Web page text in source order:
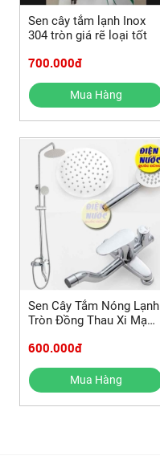
Sen cây tắm lạnh Inox
304 tròn giá rẽ loại tốt
700.000đ
Mua Hàng
Sen Cây Tắm Nóng Lạnh
Tròn Đồng Thau Xi Mạ
600.000đ
Mua Hàng